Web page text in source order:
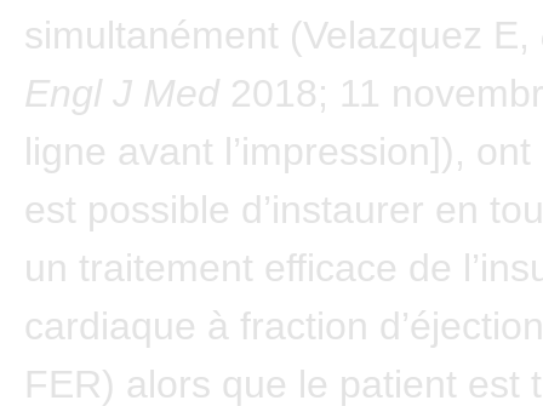
simultanément (Velazquez E,
Engl J Med 2018; 11
ligne avant l’impression]), ont
est possible d’instaurer en
un traitement efficace de
cardiaque à fraction
FER) alors que le patient est